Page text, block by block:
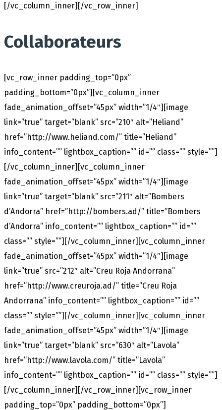
[/vc_column_inner][/vc_row_inner]
Collaborateurs
[vc_row_inner padding_top=”0px”
padding_bottom=”0px”][vc_column_inner
fade_animation_offset=”45px” width=”1/4″][image
link=”true” target=”blank” src=”210″ alt=”Heliand”
href=”http://www.heliand.com/” title=”Heliand”
info_content=”” lightbox_caption=”” id=”” class=”” style=””]
[/vc_column_inner][vc_column_inner
fade_animation_offset=”45px” width=”1/4″][image
link=”true” target=”blank” src=”211″ alt=”Bombers
d’Andorra” href=”http://bombers.ad/” title=”Bombers
d’Andorra” info_content=”” lightbox_caption=”” id=””
class=”” style=””][/vc_column_inner][vc_column_inner
fade_animation_offset=”45px” width=”1/4″][image
link=”true” src=”212″ alt=”Creu Roja Andorrana”
href=”http://www.creuroja.ad/” title=”Creu Roja
Andorrana” info_content=”” lightbox_caption=”” id=””
class=”” style=””][/vc_column_inner][vc_column_inner
fade_animation_offset=”45px” width=”1/4″][image
link=”true” target=”blank” src=”630″ alt=”Lavola”
href=”http://www.lavola.com/” title=”Lavola”
info_content=”” lightbox_caption=”” id=”” class=”” style=””]
[/vc_column_inner][/vc_row_inner][vc_row_inner
padding_top=”0px” padding_bottom=”0px”]